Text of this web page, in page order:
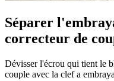
Séparer
correcteur de
Dévisser l'écrou qui tient le
couple avec la clef a